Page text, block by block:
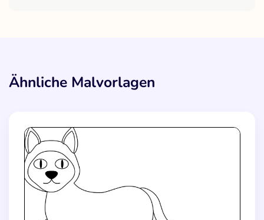
Ähnliche Malvorlagen